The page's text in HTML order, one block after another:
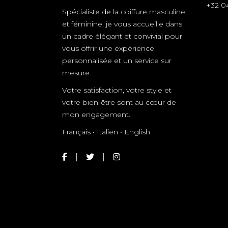
Spécialiste de la coiffure masculine
et féminine, je vous accueille dans
un cadre élégant et convivial pour
vous offrir une expérience
personnalisée et un service sur
mesure.
Votre satisfaction, votre style et
votre bien-être sont au cœur de
mon engagement.
Français • Italien • English
+32